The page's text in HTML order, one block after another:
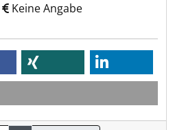
Keine Angabe